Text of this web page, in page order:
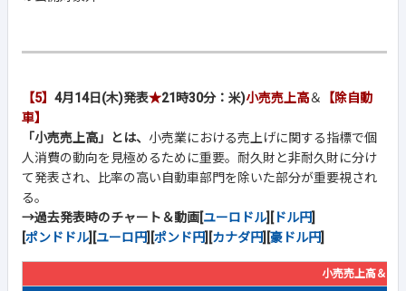
【5】 4月14日(木)発表★21時30分：米)小売売上高＆
【除自動
車】
「小売売上高」とは、 小売業における売上げに関する指標で個
人消費の動向を見極めるために重要。耐久財と非耐久財に分け
て発表され、比率の高い自動車部門を除いた部分が重要視され
る。
→過去発表時のチャート＆動画[ユーロドル][ ドル円]
[ポンドドル][ユーロ円][ポンド円][カナダ円][豪ドル円]
小売売上高＆【